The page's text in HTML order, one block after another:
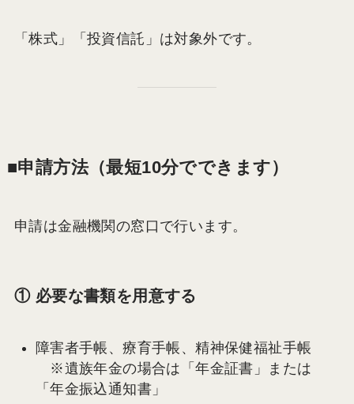
「株式」「投資信託」は対象外です。
■申請方法（最短10分でできます）
申請は金融機関の窓口で行います。
① 必要な書類を用意する
障害者手帳、療育手帳、精神保健福祉手帳
※遺族年金の場合は「年金証書」または
「年金振込通知書」